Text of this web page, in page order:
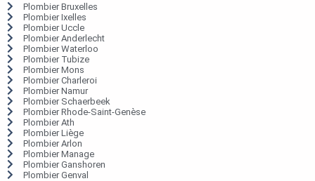
Plombier Bruxelles
Plombier Ixelles
Plombier Uccle
Plombier Anderlecht
Plombier Waterloo
Plombier Tubize
Plombier Mons
Plombier Charleroi
Plombier Namur
Plombier Schaerbeek
Plombier Rhode-Saint-Genèse
Plombier Ath
Plombier Liège
Plombier Arlon
Plombier Manage
Plombier Ganshoren
Plombier Genval